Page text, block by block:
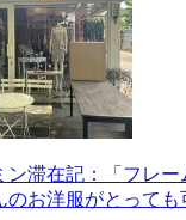
ン滞在記：「フレー
のお洋服がとっても